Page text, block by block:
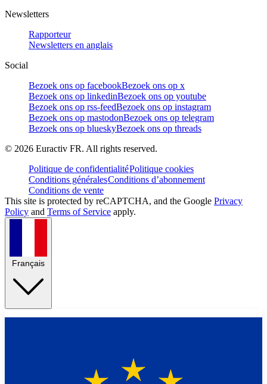
Newsletters
Rapporteur
Newsletters en anglais
Social
Bezoek ons op facebookBezoek ons op x
Bezoek ons op linkedinBezoek ons op youtube
Bezoek ons op rss-feedBezoek ons op instagram
Bezoek ons op mastodonBezoek ons op telegram
Bezoek ons op blueskyBezoek ons op threads
© 2026 Euractiv FR. All rights reserved.
Politique de confidentialitéPolitique cookies
Conditions généralesConditions d’abonnement
Conditions de vente
This site is protected by reCAPTCHA, and the Google Privacy
Policy and Terms of Service apply.
Français